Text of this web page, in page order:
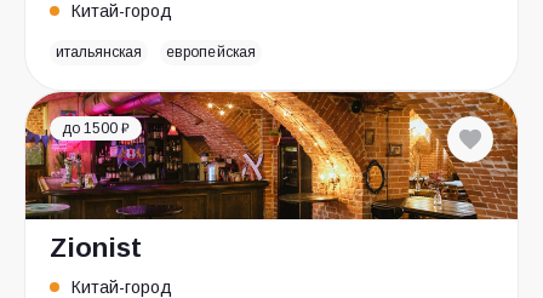
Китай-город
итальянская европейская
до 1500 ₽
Zionist
Китай-город